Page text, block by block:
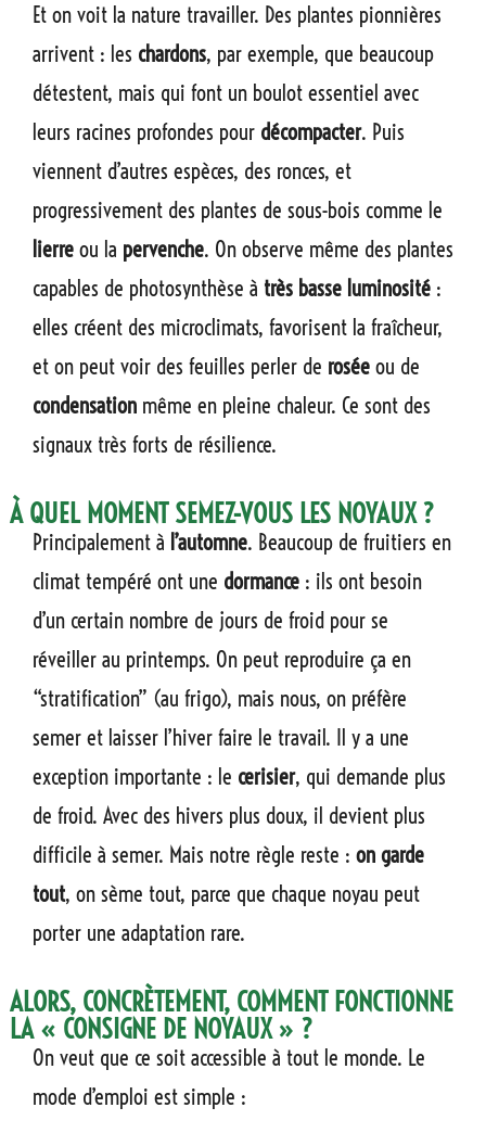
Et on voit la nature travailler. Des plantes pionnières
arrivent : les chardons, par exemple, que beaucoup
détestent, mais qui font un boulot essentiel avec
leurs racines profondes pour décompacter. Puis
viennent d’autres espèces, des ronces, et
progressivement des plantes de sous-bois comme le
lierre ou la pervenche. On observe même des plantes
capables de photosynthèse à très basse luminosité :
elles créent des microclimats, favorisent la fraîcheur,
et on peut voir des feuilles perler de rosée ou de
condensation même en pleine chaleur. Ce sont des
signaux très forts de résilience.
À QUEL MOMENT SEMEZ-VOUS LES NOYAUX ?
Principalement à l’automne. Beaucoup de fruitiers en
climat tempéré ont une dormance : ils ont besoin
d’un certain nombre de jours de froid pour se
réveiller au printemps. On peut reproduire ça en
“stratification” (au frigo), mais nous, on préfère
semer et laisser l’hiver faire le travail. Il y a une
exception importante : le cerisier, qui demande plus
de froid. Avec des hivers plus doux, il devient plus
difficile à semer. Mais notre règle reste : on garde
tout, on sème tout, parce que chaque noyau peut
porter une adaptation rare.
ALORS, CONCRÈTEMENT, COMMENT FONCTIONNE
LA « CONSIGNE DE NOYAUX » ?
On veut que ce soit accessible à tout le monde. Le
mode d’emploi est simple :